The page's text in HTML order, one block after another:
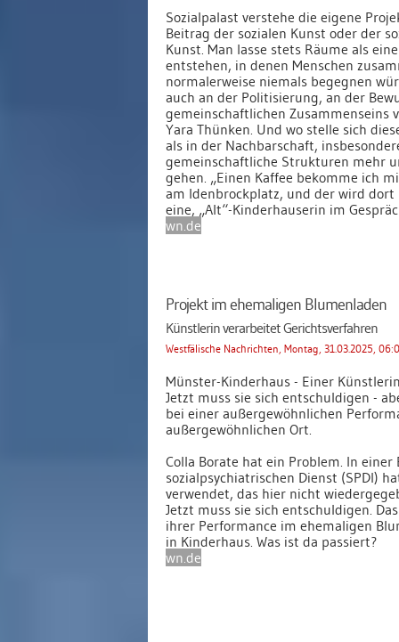
Sozialpalast verstehe die eigene
Beitrag der sozialen Kunst oder der
Kunst. Man lasse stets Räume als
entstehen, in denen Menschen
normalerweise niemals begegnen
auch an der Politisierung, an der
gemeinschaftlichen Zusammenseins
Yara Thünken. Und wo stelle sich
als in der Nachbarschaft,
gemeinschaftliche Strukturen mehr
gehen. „Einen Kaffee bekomme ich
am Idenbrockplatz, und der wird
eine, „Alt“-Kinderhauserin im
wn.de
Projekt im ehemaligen Blumenladen
Künstlerin verarbeitet Gerichtsverfahren
Westfälische Nachrichten, Montag, 31.03.2025,
Münster-Kinderhaus - Einer
Jetzt muss sie sich entschuldigen -
bei einer außergewöhnlichen
außergewöhnlichen Ort.
Colla Borate hat ein Problem. In einer
sozialpsychiatrischen Dienst (SPDI)
verwendet, das hier nicht
Jetzt muss sie sich entschuldigen.
ihrer Performance im ehemaligen
in Kinderhaus. Was ist da passiert?
wn.de